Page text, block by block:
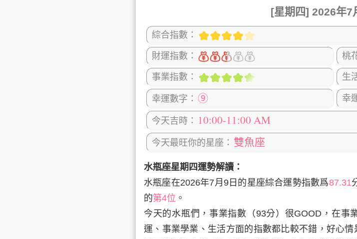
[星期四] 2026年7
綜合指數：
財運指數： 桃
事業指數： 生
幸運數字： ⑨ 幸
今天吉時： 10:00-11:00 AM
今天最旺你的星座： 雙魚座
水瓶座星期四運勢解讀：
水瓶座在2026年7月9日 的星座綜合運勢指數爲87.31
的第4位 。
今天的水瓶們，事業指數（93分）很GOOD，在事
運、事業學業、生活方面的指數都比較不錯，好心